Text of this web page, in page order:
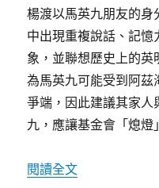
楊渡以馬英九朋友的
中出現重複說話、記
象，並聯想歷史上的
為馬英九可能受到阿茲
爭端，因此建議其家
九，應讓基金會「熄燈
閱讀全文〈為了馬英九